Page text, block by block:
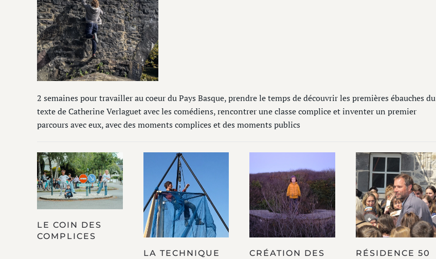
2 semaines pour travailler au coeur du Pays Basque, prendre le temps de découvrir les premières ébauches du
texte de Catherine Verlaguet avec les comédiens, rencontrer une classe complice et inventer un premier
parcours avec eux, avec des moments complices et des moments publics
LE COIN DES
COMPLICES
LA TECHNIQUE
CRÉATION DES
RÉSIDENCE 50